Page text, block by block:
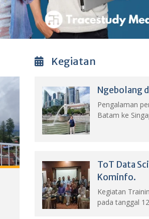
Kegiatan
Ngebolang
Pengalaman
Batam ke
ToT Data
Kominfo.
Kegiatan
pada tanggal